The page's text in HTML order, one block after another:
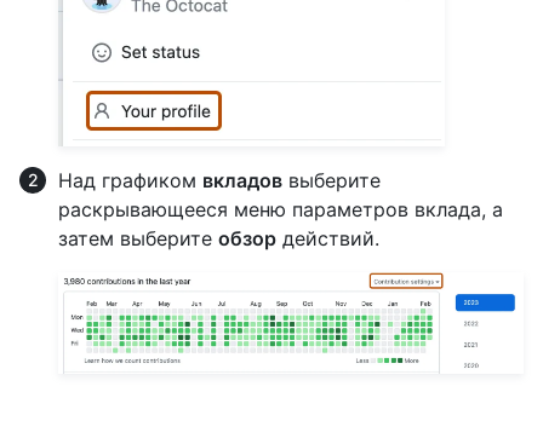
Над графиком вкладов выберите
раскрывающееся меню параметров вклада, а
затем выберите обзор действий.